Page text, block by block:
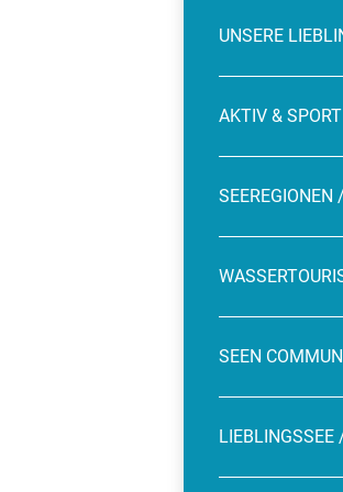
UNSERE
AKTIV & SPORT
SEEREGIONEN
SEEN
LIEBLINGSSEE